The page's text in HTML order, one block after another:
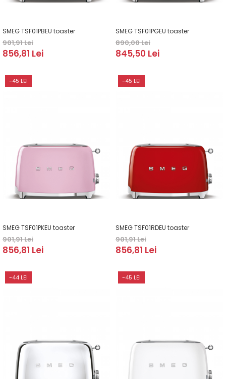
Gaz
Inductie
Plite cu hota integrata
SMEG TSF01PBEU toaster
901,91 Lei
856,81 Lei
SMEG TSF01PGEU toaster
890,00 Lei
845,50 Lei
-45 LEI
SMEG TSF01PKEU toaster
901,91 Lei
856,81 Lei
-45 LEI
SMEG TSF01RDEU toaster
901,91 Lei
856,81 Lei
-44 LEI -45 LEI